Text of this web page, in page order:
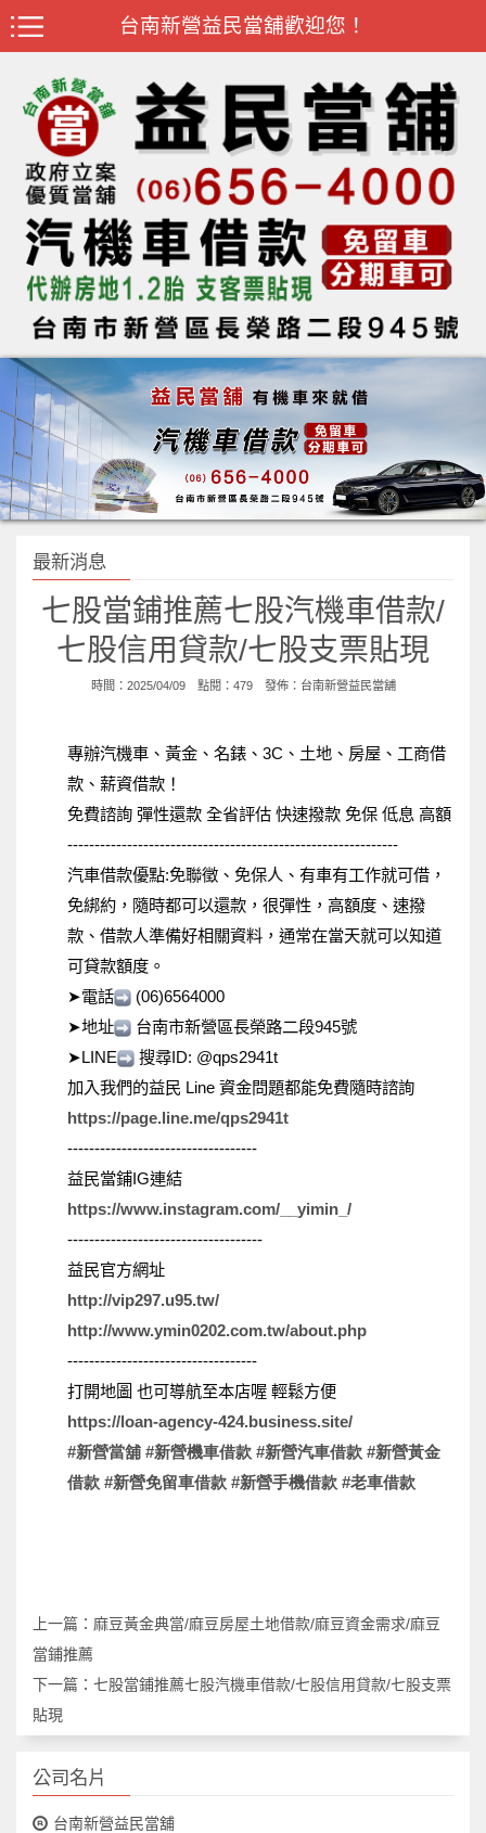
台南新營益民當舖歡迎您！
最新消息
七股當鋪推薦七股汽機車借款/
七股信用貸款/七股支票貼現
時間：2025/04/09 點閱：479 發佈： 台南新營益民當舖
專辦汽機車、黃金、名錶、 3C 、土地、房屋、工商借
款、薪資借款！
免費諮詢 彈性還款 全省評估 快速撥款 免保 低息 高額
-------------------------------------------------------------
汽車借款優點:免聯徵、免保人、有車有工作就可借，
免綁約，隨時都可以還款，很彈性，高額度、速撥
款、借款人準備好相關資料，通常在當天就可以知道
可貸款額度。
➤電話
(06)6564000
➤地址 台南市新營區長榮路二段945號
➤LINE 搜尋ID: @qps2941t
加入我們的益民 Line 資金問題都能免費隨時諮詢
https://page.line.me/qps2941t
-----------------------------------
益民當鋪IG連結
https://www.instagram.com/__yimin_/
------------------------------------
益民官方網址
http://vip297.u95.tw/
http://www.ymin0202.com.tw/about.php
-----------------------------------
打開地圖 也可導航至本店喔 輕鬆方便
https://loan-agency-424.business.site/
#新營當舖 #新營機車借款 #新營汽車借款 #新營黃金
借款 #新營免留車借款 #新營手機借款 #老車借款
上一篇： 麻豆黃金典當/麻豆房屋土地借款/麻豆資金需求/麻豆
當鋪推薦
下一篇： 七股當鋪推薦七股汽機車借款/七股信用貸款/七股支票
貼現
公司名片
台南新營益民當舖